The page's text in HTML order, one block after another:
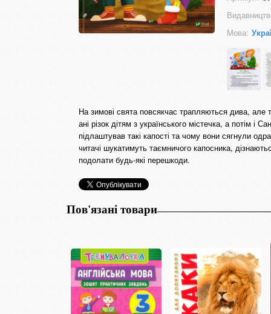
Мова:
На зимові свята повсякчас трапляються дива, але
ані різок дітям з українського містечка, а потім
підлаштував такі капості та чому вони сягнули
читачі шукатимуть таємничого капосника,
подолати будь-які перешкоди.
Пов'язані товари